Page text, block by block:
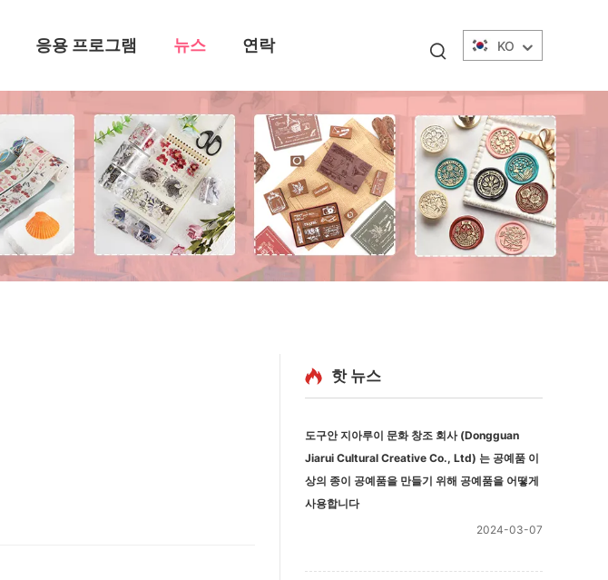
응용 프로그램 뉴스 연락 KO
핫 뉴스
도구안 지아루이 문화 창조 회사 (Dongguan
Jiarui Cultural Creative Co., Ltd) 는 공예품 이
상의 종이 공예품을 만들기 위해 공예품을 어떻게
사용합니다
2024-03-07